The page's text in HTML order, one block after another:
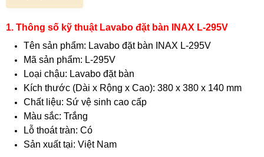
1. Thông số kỹ thuật Lavabo đặt bàn INAX L-295V
Tên sản phẩm: Lavabo đặt bàn INAX L-295V
Mã sản phẩm: L-295V
Loại chậu: Lavabo đặt bàn
Kích thước (Dài x Rộng x Cao): 380 x 380 x 140 mm
Chất liệu: Sứ vệ sinh cao cấp
Màu sắc: Trắng
Lỗ thoát tràn: Có
Sản xuất tại: Việt Nam